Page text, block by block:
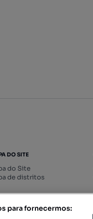
DO SITE
do Site
de distritos
para fornecermos: